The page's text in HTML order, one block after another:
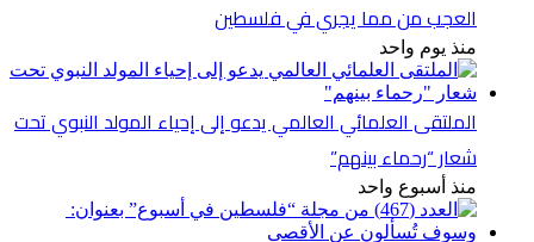
العجب من مما يجري في فلسطين
منذ يوم واحد
الملتقى العلمائي العالمي يدعو إلى إحياء المولد النبوي تحت
شعار “رحماء بينهم”
منذ أسبوع واحد